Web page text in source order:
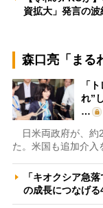
資拡大」発言の
森口亮「まる
「
れ”
…
日米両政府が、約
た。米国も追加介入
「キオクシア急
の成長につなげ